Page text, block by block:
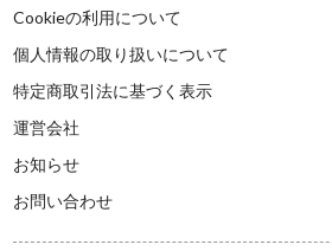
Cookieの利用について
個人情報の取り扱いについて
特定商取引法に基づく表示
運営会社
お知らせ
お問い合わせ